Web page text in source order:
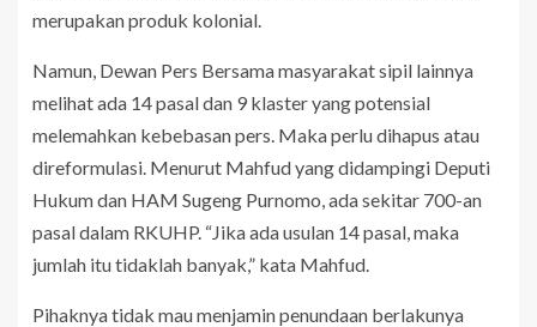
merupakan produk kolonial.
Namun, Dewan Pers Bersama masyarakat sipil lainnya
melihat ada 14 pasal dan 9 klaster yang potensial
melemahkan kebebasan pers. Maka perlu dihapus atau
direformulasi. Menurut Mahfud yang didampingi Deputi
Hukum dan HAM Sugeng Purnomo, ada sekitar 700-an
pasal dalam RKUHP. “Jika ada usulan 14 pasal, maka
jumlah itu tidaklah banyak,” kata Mahfud.
Pihaknya tidak mau menjamin penundaan berlakunya